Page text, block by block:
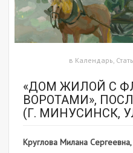
в Календарь,
«ДОМ ЖИЛОЙ С
ВОРОТАМИ»,
(Г. МИНУСИНСК,
Круглова Милана